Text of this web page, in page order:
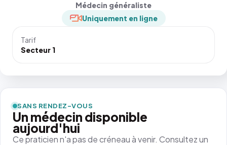
Médecin généraliste
Uniquement en ligne
Tarif
Secteur 1
SANS RENDEZ-VOUS
Un médecin disponible
aujourd'hui
Ce praticien n'a pas de créneau à venir. Consultez un